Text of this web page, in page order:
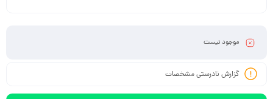
موجود نیست
گزارش نادرستی مشخصات